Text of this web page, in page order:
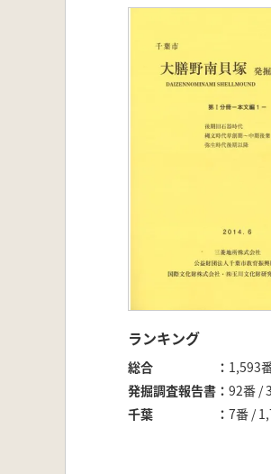
ランキング
総合
1,593
発掘調査報告書
92番 /
千葉
7番 /